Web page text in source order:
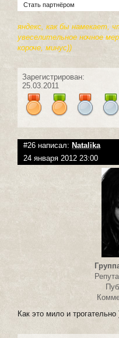
Стать партнёром
яндекс, как бы намекает,
увеселительное ночное
короче, минус))
Зарегистрирован:
25.03.2011
#26 написал: Natalika
24 января 2012 23:00
Как это мило и трогательно